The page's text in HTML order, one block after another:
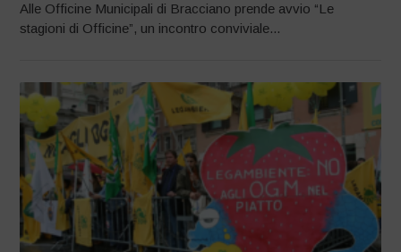
Alle Officine Municipali di Bracciano prende avvio “Le
stagioni di Officine”, un incontro conviviale...